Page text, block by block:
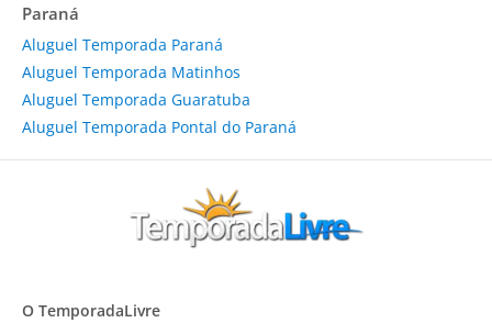
Paraná
Aluguel Temporada Paraná
Aluguel Temporada Matinhos
Aluguel Temporada Guaratuba
Aluguel Temporada Pontal do Paraná
O TemporadaLivre